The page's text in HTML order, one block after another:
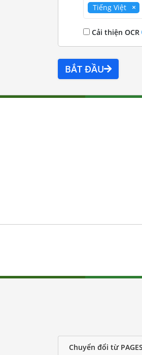
Tiếng Việt
Cải thiện OCR
BẮT ĐẦU
Chuyển đổi từ PAGES